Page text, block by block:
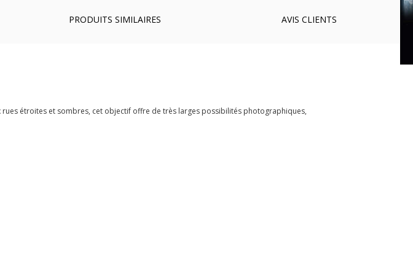
PRODUITS SIMILAIRES AVIS CLIENTS
étroites et sombres, cet objectif offre de très larges possibilités photographiques,